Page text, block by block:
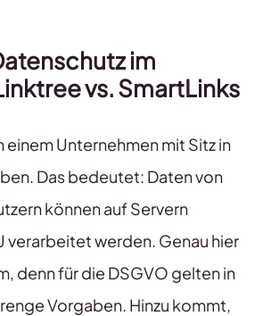
im
vs. SmartLinks
einem Unternehmen mit Sitz in
Das bedeutet: Daten von
können auf Servern
verarbeitet werden. Genau hier
denn für die DSGVO gelten in
Vorgaben. Hinzu kommt,